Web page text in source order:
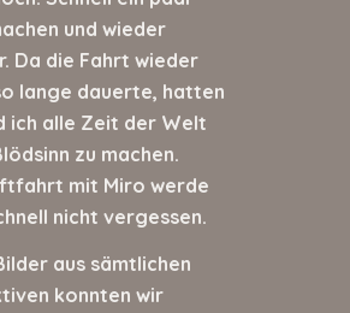
und wieder
Da die Fahrt wieder
lange dauerte, hatten
ich alle Zeit der Welt
zu machen.
mit Miro werde
nicht vergessen.
aus sämtlichen
konnten wir